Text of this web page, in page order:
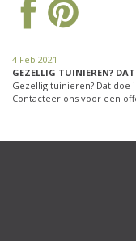
4 Feb 2021
GEZELLIG TUINIEREN?
Gezellig tuinieren? Dat doe
Contacteer ons voor een